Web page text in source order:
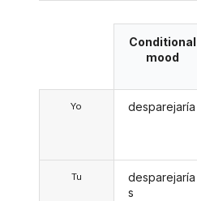
Yo
Tu
Conditional
mood
desparejaría
desparejaría
s